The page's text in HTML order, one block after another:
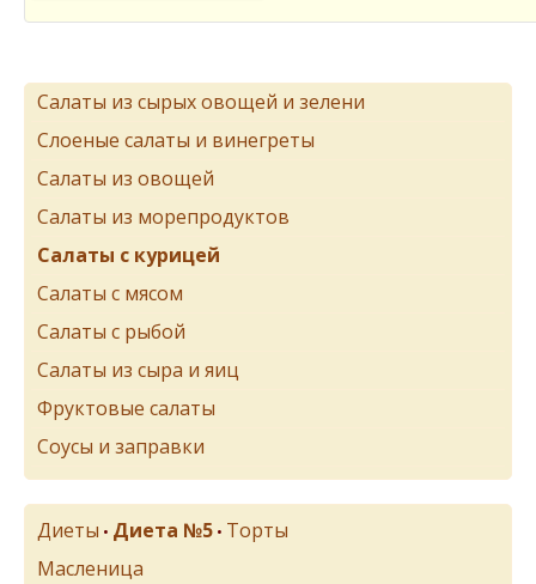
Салаты из сырых овощей и зелени
Слоеные салаты и винегреты
Салаты из овощей
Салаты из морепродуктов
Салаты с курицей
Салаты с мясом
Салаты с рыбой
Салаты из сыра и яиц
Фруктовые салаты
Соусы и заправки
Диеты • Диета №5 • Торты
Масленица